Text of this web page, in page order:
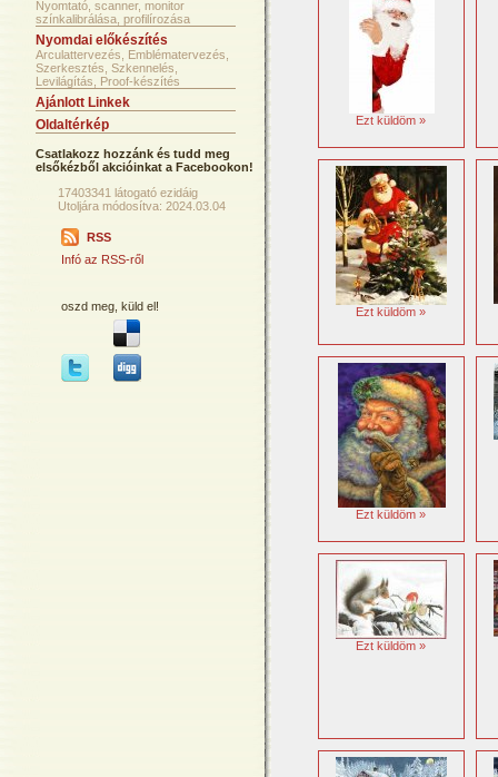
Nyomtató, scanner, monitor
színkalibrálása, profilírozása
Nyomdai előkészítés
Arculattervezés, Emblématervezés,
Szerkesztés, Szkennelés,
Levilágítás, Proof-készítés
Ajánlott Linkek
Oldaltérkép
Csatlakozz hozzánk és tudd meg
elsőkézből akcióinkat a Facebookon!
17403341 látogató ezidáig
Utoljára módosítva: 2024.03.04
RSS
Infó az RSS-ről
oszd meg, küld el!
Ezt küldöm »
Ezt küldöm »
Ezt küldöm »
Ezt küldöm »